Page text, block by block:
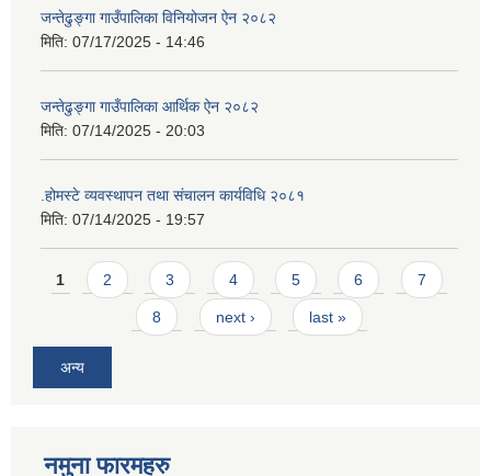
जन्तेढुङ्गा गाउँपालिका विनियोजन ऐन २०८२
मिति: 07/17/2025 - 14:46
जन्तेढुङ्गा गाउँपालिका आर्थिक ऐन २०८२
मिति: 07/14/2025 - 20:03
.होमस्टे व्यवस्थापन तथा संचालन कार्यविधि २०८१
मिति: 07/14/2025 - 19:57
Pages
1 2 3 4 5 6 7
8 next › last »
अन्य
नमुना फारमहरु